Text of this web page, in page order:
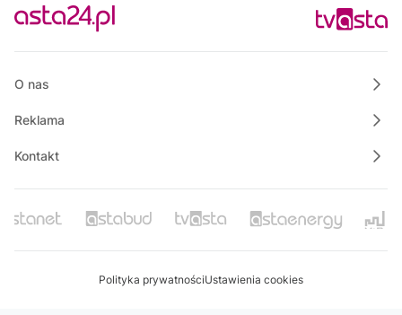
O nas
Reklama
Kontakt
Polityka prywatnościUstawienia cookies